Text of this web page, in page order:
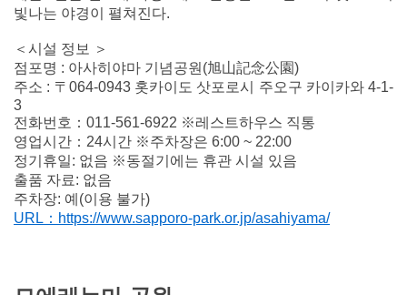
빛나는 야경이 펼쳐진다.
＜시설 정보 ＞
점포명 : 아사히야마 기념공원(旭山記念公園)
주소 : 〒064-0943 홋카이도 삿포로시 주오구 카이카와 4-1-
3
전화번호：011-561-6922 ※레스트하우스 직통
영업시간：24시간 ※주차장은 6:00 ~ 22:00
정기휴일: 없음 ※동절기에는 휴관 시설 있음
출품 자료: 없음
주차장: 예(이용 불가)
URL：https://www.sapporo-park.or.jp/asahiyama/